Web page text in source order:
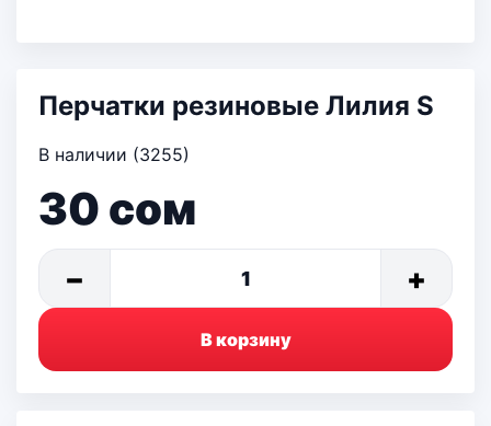
Перчатки резиновые Лилия S
В наличии (3255)
30 сом
− 1 +
В корзину